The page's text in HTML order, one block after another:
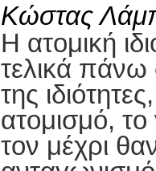
Κώστας
Η ατομική
τελικά πάνω
της
ατομισμό,
τον μέχρι